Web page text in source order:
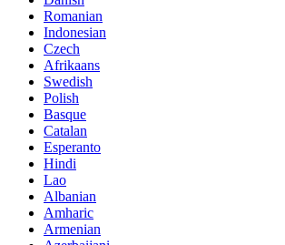
Romanian
Indonesian
Czech
Afrikaans
Swedish
Polish
Basque
Catalan
Esperanto
Hindi
Lao
Albanian
Amharic
Armenian